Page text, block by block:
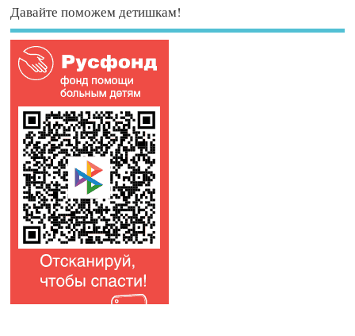
Давайте поможем детишкам!